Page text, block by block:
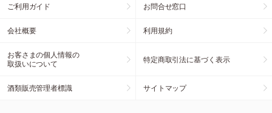
ご利用ガイド お問合せ窓口
会社概要 利用規約
お客さまの個人情報の
取扱いについて
特定商取引法に基づく表示
酒類販売管理者標識 サイトマップ